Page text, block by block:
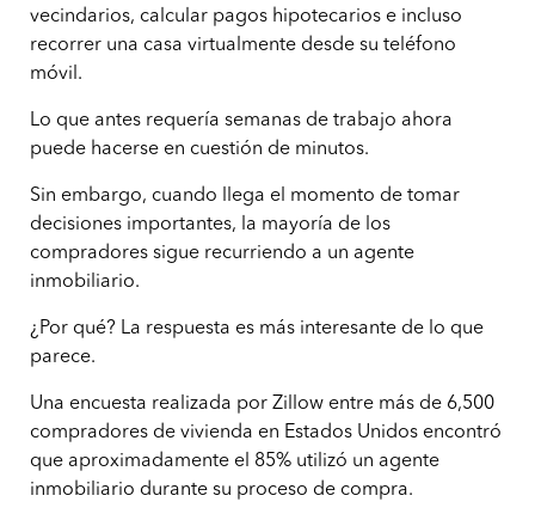
vecindarios, calcular pagos hipotecarios e incluso
recorrer una casa virtualmente desde su teléfono
móvil.
Lo que antes requería semanas de trabajo ahora
puede hacerse en cuestión de minutos.
Sin embargo, cuando llega el momento de tomar
decisiones importantes, la mayoría de los
compradores sigue recurriendo a un agente
inmobiliario.
¿Por qué? La respuesta es más interesante de lo que
parece.
Una encuesta realizada por Zillow entre más de 6,500
compradores de vivienda en Estados Unidos encontró
que aproximadamente el 85% utilizó un agente
inmobiliario durante su proceso de compra.